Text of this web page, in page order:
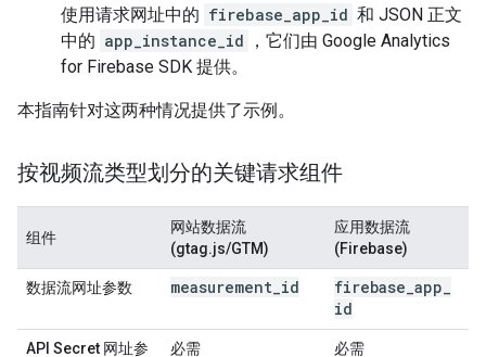
使用请求网址中的 firebase_app_id 和 JSON 正文
中的 app_instance_id
，它们由 Google Analytics
for Firebase SDK 提供。
本指南针对这两种情况提供了示例。
按视频流类型划分的关键请求组件
组件
网站数据流
(gtag.js/GTM)
应用数据流
(Firebase)
数据流网址参数 measurement id firebase app
id
API Secret 网址参
必需 必需